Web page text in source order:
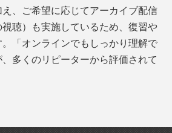
、ご希望に応じてアーカイブ配信
視聴）も実施しているため、復習や
「オンラインでもしっかり理解で
多くのリピーターから評価されて